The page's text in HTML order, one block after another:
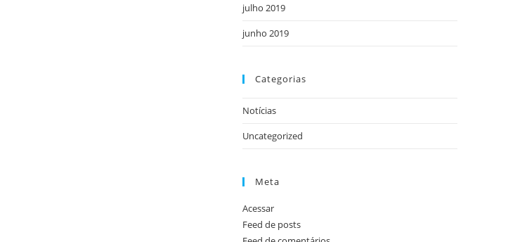
julho 2019
junho 2019
Categorias
Notícias
Uncategorized
Meta
Acessar
Feed de posts